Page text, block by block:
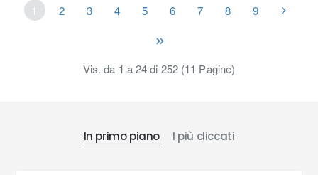
1 2 3 4 5 6 7 8 9
Vis. da 1 a 24 di 252 (11 Pagine)
In primo piano I più cliccati